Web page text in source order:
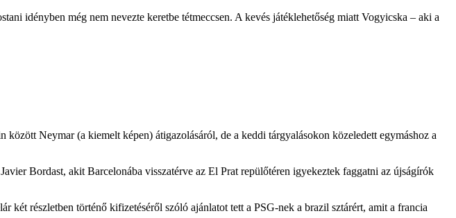
idényben még nem nevezte keretbe tétmeccsen. A kevés játéklehetőség miatt Vogyicska – aki a
között Neymar (a kiemelt képen) átigazolásáról, de a keddi tárgyalásokon közeledett egymáshoz a
Bordast, akit Barcelonába visszatérve az El Prat repülőtéren igyekeztek faggatni az újságírók
részletben történő kifizetéséről szóló ajánlatot tett a PSG-nek a brazil sztárért, amit a francia